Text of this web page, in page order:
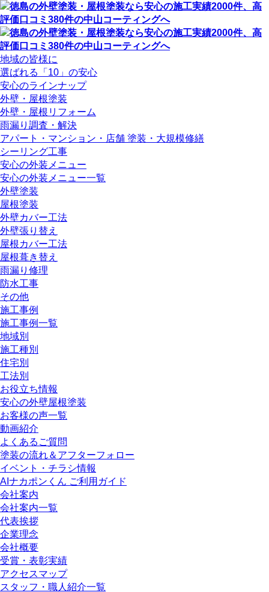
地域の皆様に
選ばれる「10」の安心
安心のラインナップ
外壁・屋根塗装
外壁・屋根リフォーム
雨漏り調査・解決
アパート・マンション・店舗 塗装・大規模修繕
シーリング工事
安心の外装メニュー
安心の外装メニュー一覧
外壁塗装
屋根塗装
外壁カバー工法
外壁張り替え
屋根カバー工法
屋根葺き替え
雨漏り修理
防水工事
その他
施工事例
施工事例一覧
地域別
施工種別
住宅別
工法別
お役立ち情報
安心の外壁屋根塗装
お客様の声一覧
動画紹介
よくあるご質問
塗装の流れ＆アフターフォロー
イベント・チラシ情報
AIナカポンくん ご利用ガイド
会社案内
会社案内一覧
代表挨拶
企業理念
会社概要
受賞・表彰実績
アクセスマップ
スタッフ・職人紹介一覧